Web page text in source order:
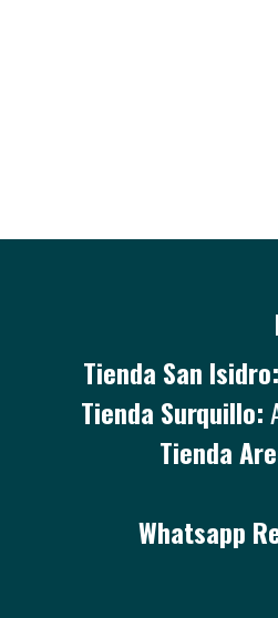
Tienda San Isidro:
Tienda Surquillo:
Tienda
Whatsapp